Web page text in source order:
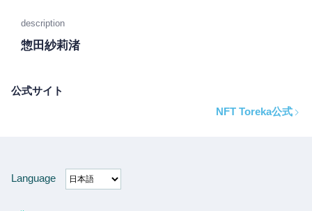
description
惣田紗莉渚
公式サイト
NFT Toreka公式
Language